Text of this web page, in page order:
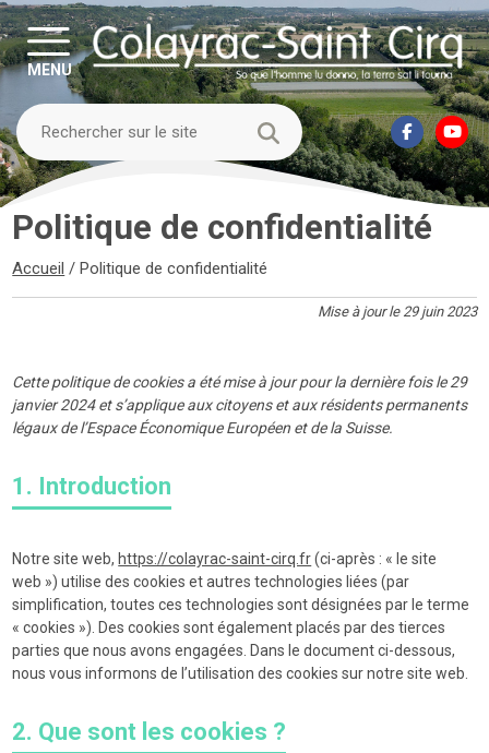
MENU
Politique de confidentialité
Accueil /Politique de confidentialité
Mise à jour le 29 juin 2023
Cette politique de cookies a été mise à jour pour la dernière fois le 29
janvier 2024 et s’applique aux citoyens et aux résidents permanents
légaux de l’Espace Économique Européen et de la Suisse.
1. Introduction
Notre site web, https://colayrac-saint-cirq.fr(ci-après : « le site
web ») utilise des cookies et autres technologies liées (par
simplification, toutes ces technologies sont désignées par le terme
« cookies »). Des cookies sont également placés par des tierces
parties que nous avons engagées. Dans le document ci-dessous,
nous vous informons de l’utilisation des cookies sur notre site web.
2. Que sont les cookies ?